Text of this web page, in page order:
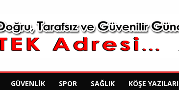
GÜVENLIK SPOR SAĞLIK KÖŞE YAZILARI